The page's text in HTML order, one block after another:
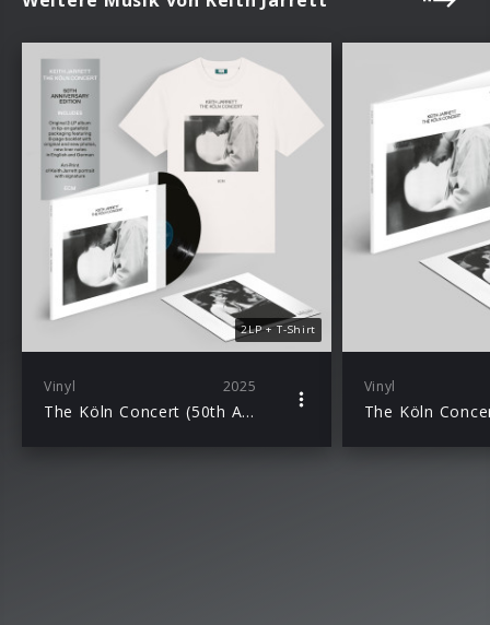
2LP + T-Shirt
Vinyl 2025
The Köln Concert (50th Anniversary) Ltd. Ed. 2LP + Excl. T-Shirt
Vinyl